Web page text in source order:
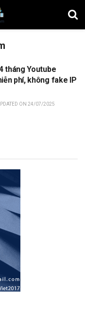
tháng Youtube
phí, không fake IP
ON 24/07/2025